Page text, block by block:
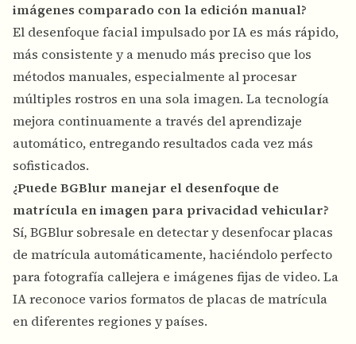
imágenes comparado con la edición manual?
El desenfoque facial impulsado por IA es más rápido,
más consistente y a menudo más preciso que los
métodos manuales, especialmente al procesar
múltiples rostros en una sola imagen. La tecnología
mejora continuamente a través del aprendizaje
automático, entregando resultados cada vez más
sofisticados.
¿Puede BGBlur manejar el desenfoque de
matrícula en imagen para privacidad vehicular?
Sí, BGBlur sobresale en detectar y desenfocar placas
de matrícula automáticamente, haciéndolo perfecto
para fotografía callejera e imágenes fijas de video. La
IA reconoce varios formatos de placas de matrícula
en diferentes regiones y países.